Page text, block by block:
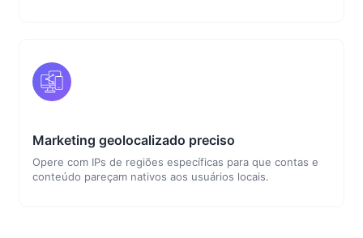
Marketing geolocalizado preciso
Opere com IPs de regiões específicas para que contas e
conteúdo pareçam nativos aos usuários locais.